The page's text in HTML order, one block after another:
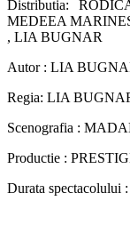
Distributia:
MEDEEA
, LIA BUGNAR
Autor : LIA
Regia: LIA
Scenografia :
Productie :
Durata spectacolului